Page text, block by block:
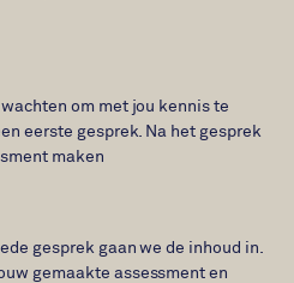
om met jou kennis te
eerste gesprek. Na het gesprek
maken
gesprek gaan we de inhoud in.
gemaakte assessment en